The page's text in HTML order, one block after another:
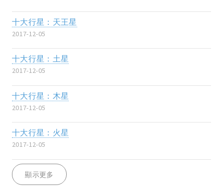
十大行星：天王星
2017-12-05
十大行星：土星
2017-12-05
十大行星：木星
2017-12-05
十大行星：火星
2017-12-05
顯示更多